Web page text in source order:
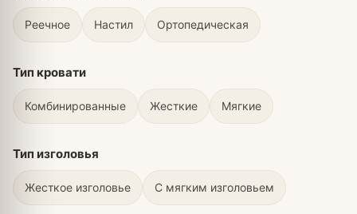
Реечное Настил Ортопедическая
Тип кровати
Комбинированные Жесткие Мягкие
Тип изголовья
Жесткое изголовье С мягким изголовьем